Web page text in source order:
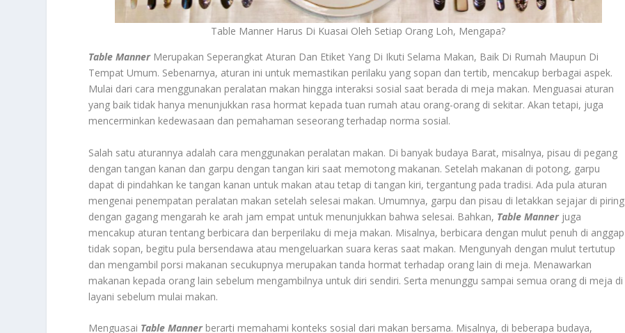
Table Manner Harus Di Kuasai Oleh Setiap Orang Loh, Mengapa?
Table MannerMerupakan Seperangkat Aturan Dan Etiket Yang Di Ikuti Selama Makan, Baik Di Rumah Maupun Di
Tempat Umum. Sebenarnya, aturan ini untuk memastikan perilaku yang sopan dan tertib, mencakup berbagai aspek.
Mulai dari cara menggunakan peralatan makan hingga interaksi sosial saat berada di meja makan. Menguasai aturan
yang baik tidak hanya menunjukkan rasa hormat kepada tuan rumah atau orang-orang di sekitar. Akan tetapi, juga
mencerminkan kedewasaan dan pemahaman seseorang terhadap norma sosial.
Salah satu aturannya adalah cara menggunakan peralatan makan. Di banyak budaya Barat, misalnya, pisau di pegang
dengan tangan kanan dan garpu dengan tangan kiri saat memotong makanan. Setelah makanan di potong, garpu
dapat di pindahkan ke tangan kanan untuk makan atau tetap di tangan kiri, tergantung pada tradisi. Ada pula aturan
mengenai penempatan peralatan makan setelah selesai makan. Umumnya, garpu dan pisau di letakkan sejajar di piring
dengan gagang mengarah ke arah jam empat untuk menunjukkan bahwa selesai. Bahkan, Table Mannerjuga
mencakup aturan tentang berbicara dan berperilaku di meja makan. Misalnya, berbicara dengan mulut penuh di anggap
tidak sopan, begitu pula bersendawa atau mengeluarkan suara keras saat makan. Mengunyah dengan mulut tertutup
dan mengambil porsi makanan secukupnya merupakan tanda hormat terhadap orang lain di meja. Menawarkan
makanan kepada orang lain sebelum mengambilnya untuk diri sendiri. Serta menunggu sampai semua orang di meja di
layani sebelum mulai makan.
Menguasai Table Mannerberarti memahami konteks sosial dari makan bersama. Misalnya, di beberapa budaya,